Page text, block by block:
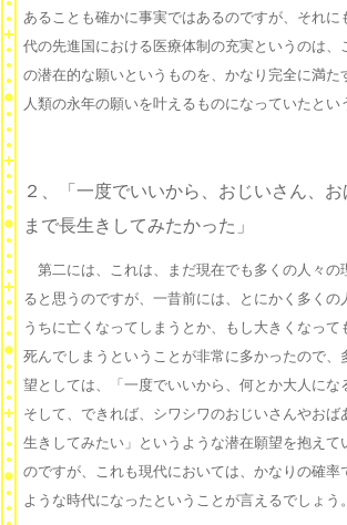
あることも確かに事実ではあるのですが、それに
代の先進国における医療体制の充実というのは、
の潜在的な願いというものを、かなり完全に満た
人類の永年の願いを叶えるものになっていたとい
２、「一度でいいから、おじいさん、
まで長生きしてみたかった」
第二には、これは、まだ現在でも多くの人々の
ると思うのですが、一昔前には、とにかく多くの
うちに亡くなってしまうとか、もし大きくなって
死んでしまうということが非常に多かったので、
望としては、「一度でいいから、何とか大人にな
そして、できれば、シワシワのおじいさんやおば
生きしてみたい」というような潜在願望を抱えて
のですが、これも現代においては、かなりの確率
ような時代になったということが言えるでしょう。